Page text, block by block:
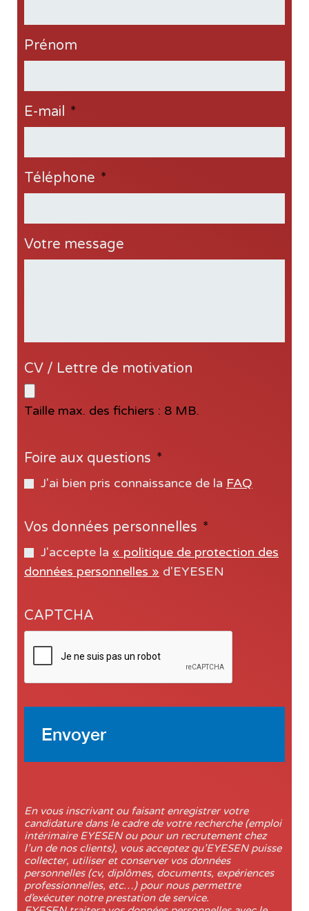
Prénom
E-mail *
Téléphone *
Votre message
CV / Lettre de motivation
Taille max. des fichiers : 8 MB.
Foire aux questions *
J'ai bien pris connaissance de la FAQ
Vos données personnelles *
J'accepte la « politique de protection des
données personnelles » d'EYESEN
CAPTCHA
En vous inscrivant ou faisant enregistrer votre
candidature dans le cadre de votre recherche (emploi
intérimaire EYESEN ou pour un recrutement chez
l’un de nos clients), vous acceptez qu’EYESEN puisse
collecter, utiliser et conserver vos données
personnelles (cv, diplômes, documents, expériences
professionnelles, etc…) pour nous permettre
d’exécuter notre prestation de service.